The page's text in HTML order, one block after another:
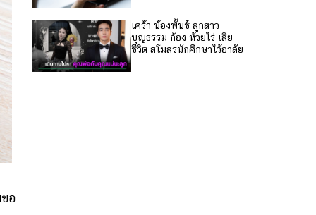
อ
เศร้า น้องพั้นช์ ลูกสาว
บุญธรรม ก้อง ห้วยไร่ เสีย
ชีวิต สโมสรนักศึกษาไว้อาลัย